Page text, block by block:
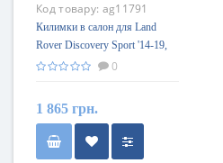
Код товару: ag11791
Килимки в салон для Land
Rover Discovery Sport '14-19,
гумові (AVTO-Gumm)
0
1 865 грн.